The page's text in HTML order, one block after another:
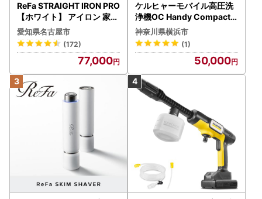
ReFa STRAIGHT IRON PRO
【ホワイト】 アイロン 家電
美容 リファ アイロン
愛知県名古屋市
(172)
77,000
ケルヒャーモバイル高圧洗
浄機OC Handy Compact
（ハンディエア） APV000
7
神奈川県横浜市
(1)
50,000